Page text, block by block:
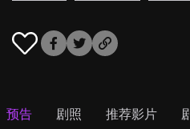
预告 剧照 推荐影片